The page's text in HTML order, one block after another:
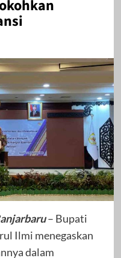
– Bupati
Ilmi menegaskan
dalam